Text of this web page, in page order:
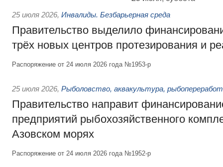
25 июля 2026, Инвалиды. Безбарьерная среда
Правительство выделило
трёх новых центров протезирования и
Распоряжение от 24 июля 2026 года №1953-р
25 июля 2026, Рыболовство, аквакультура,
Правительство направит
предприятий рыбохозяйственного
Азовском морях
Распоряжение от 24 июля 2026 года №1952-р